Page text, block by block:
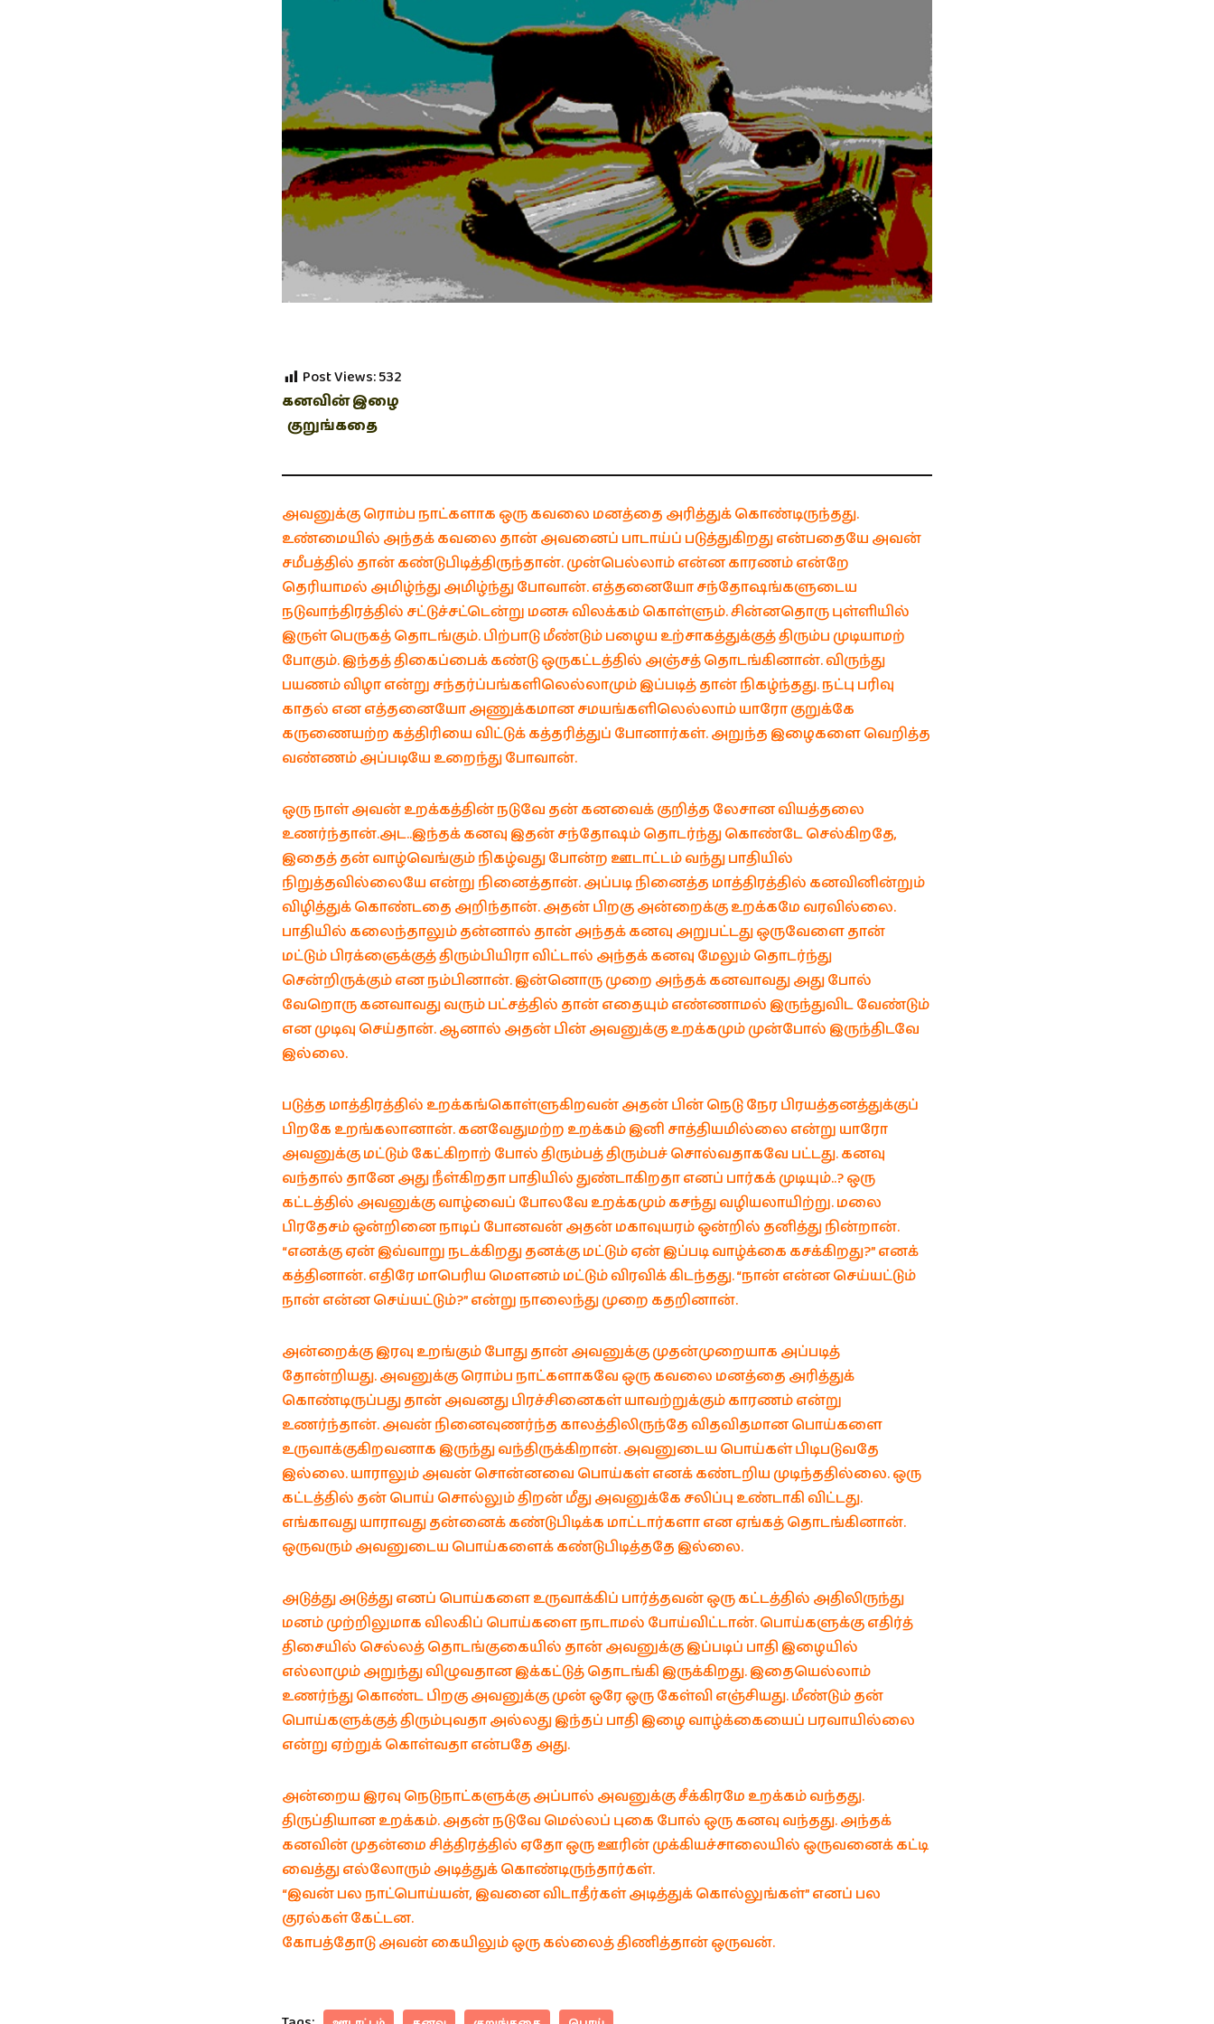
Post Views:532
கனவின் இழை
குறுங்கதை
அவனுக்கு ரொம்ப நாட்களாக ஒரு கவலை மனத்தை அரித்துக் கொண்டிருந்தது.
உண்மையில் அந்தக் கவலை தான் அவனைப் பாடாய்ப் படுத்துகிறது என்பதையே அவன்
சமீபத்தில் தான் கண்டுபிடித்திருந்தான். முன்பெல்லாம் என்ன காரணம் என்றே
தெரியாமல் அமிழ்ந்து அமிழ்ந்து போவான். எத்தனையோ சந்தோஷங்களுடைய
நடுவாந்திரத்தில் சட்டுச்சட்டென்று மனசு விலக்கம் கொள்ளும். சின்னதொரு புள்ளியில்
இருள் பெருகத் தொடங்கும். பிற்பாடு மீண்டும் பழைய உற்சாகத்துக்குத் திரும்ப முடியாமற்
போகும். இந்தத் திகைப்பைக் கண்டு ஒருகட்டத்தில் அஞ்சத் தொடங்கினான். விருந்து
பயணம் விழா என்று சந்தர்ப்பங்களிலெல்லாமும் இப்படித் தான் நிகழ்ந்தது. நட்பு பரிவு
காதல் என எத்தனையோ அணுக்கமான சமயங்களிலெல்லாம் யாரோ குறுக்கே
கருணையற்ற கத்திரியை விட்டுக் கத்தரித்துப் போனார்கள். அறுந்த இழைகளை வெறித்த
வண்ணம் அப்படியே உறைந்து போவான்.
ஒரு நாள் அவன் உறக்கத்தின் நடுவே தன் கனவைக் குறித்த லேசான வியத்தலை
உணர்ந்தான்.அட..இந்தக் கனவு இதன் சந்தோஷம் தொடர்ந்து கொண்டே செல்கிறதே,
இதைத் தன் வாழ்வெங்கும் நிகழ்வது போன்ற ஊடாட்டம் வந்து பாதியில்
நிறுத்தவில்லையே என்று நினைத்தான். அப்படி நினைத்த மாத்திரத்தில் கனவினின்றும்
விழித்துக் கொண்டதை அறிந்தான். அதன் பிறகு அன்றைக்கு உறக்கமே வரவில்லை.
பாதியில் கலைந்தாலும் தன்னால் தான் அந்தக் கனவு அறுபட்டது ஒருவேளை தான்
மட்டும் பிரக்ஞைக்குத் திரும்பியிரா விட்டால் அந்தக் கனவு மேலும் தொடர்ந்து
சென்றிருக்கும் என நம்பினான். இன்னொரு முறை அந்தக் கனவாவது அது போல்
வேறொரு கனவாவது வரும் பட்சத்தில் தான் எதையும் எண்ணாமல் இருந்துவிட வேண்டும்
என முடிவு செய்தான். ஆனால் அதன் பின் அவனுக்கு உறக்கமும் முன்போல் இருந்திடவே
இல்லை.
படுத்த மாத்திரத்தில் உறக்கங்கொள்ளுகிறவன் அதன் பின் நெடு நேர பிரயத்தனத்துக்குப்
பிறகே உறங்கலானான். கனவேதுமற்ற உறக்கம் இனி சாத்தியமில்லை என்று யாரோ
அவனுக்கு மட்டும் கேட்கிறாற் போல் திரும்பத் திரும்பச் சொல்வதாகவே பட்டது. கனவு
வந்தால் தானே அது நீள்கிறதா பாதியில் துண்டாகிறதா எனப் பார்கக் முடியும்..? ஒரு
கட்டத்தில் அவனுக்கு வாழ்வைப் போலவே உறக்கமும் கசந்து வழியலாயிற்று. மலை
பிரதேசம் ஒன்றினை நாடிப் போனவன் அதன் மகாவுயரம் ஒன்றில் தனித்து நின்றான்.
“எனக்கு ஏன் இவ்வாறு நடக்கிறது தனக்கு மட்டும் ஏன் இப்படி வாழ்க்கை கசக்கிறது?” எனக்
கத்தினான். எதிரே மாபெரிய மௌனம் மட்டும் விரவிக் கிடந்தது. “நான் என்ன செய்யட்டும்
நான் என்ன செய்யட்டும்?” என்று நாலைந்து முறை கதறினான்.
அன்றைக்கு இரவு உறங்கும் போது தான் அவனுக்கு முதன்முறையாக அப்படித்
தோன்றியது. அவனுக்கு ரொம்ப நாட்களாகவே ஒரு கவலை மனத்தை அரித்துக்
கொண்டிருப்பது தான் அவனது பிரச்சினைகள் யாவற்றுக்கும் காரணம் என்று
உணர்ந்தான். அவன் நினைவுணர்ந்த காலத்திலிருந்தே விதவிதமான பொய்களை
உருவாக்குகிறவனாக இருந்து வந்திருக்கிறான். அவனுடைய பொய்கள் பிடிபடுவதே
இல்லை. யாராலும் அவன் சொன்னவை பொய்கள் எனக் கண்டறிய முடிந்ததில்லை. ஒரு
கட்டத்தில் தன் பொய் சொல்லும் திறன் மீது அவனுக்கே சலிப்பு உண்டாகி விட்டது.
எங்காவது யாராவது தன்னைக் கண்டுபிடிக்க மாட்டார்களா என ஏங்கத் தொடங்கினான்.
ஒருவரும் அவனுடைய பொய்களைக் கண்டுபிடித்ததே இல்லை.
அடுத்து அடுத்து எனப் பொய்களை உருவாக்கிப் பார்த்தவன் ஒரு கட்டத்தில் அதிலிருந்து
மனம் முற்றிலுமாக விலகிப் பொய்களை நாடாமல் போய்விட்டான். பொய்களுக்கு எதிர்த்
திசையில் செல்லத் தொடங்குகையில் தான் அவனுக்கு இப்படிப் பாதி இழையில்
எல்லாமும் அறுந்து விழுவதான இக்கட்டுத் தொடங்கி இருக்கிறது. இதையெல்லாம்
உணர்ந்து கொண்ட பிறகு அவனுக்கு முன் ஒரே ஒரு கேள்வி எஞ்சியது. மீண்டும் தன்
பொய்களுக்குத் திரும்புவதா அல்லது இந்தப் பாதி இழை வாழ்க்கையைப் பரவாயில்லை
என்று ஏற்றுக் கொள்வதா என்பதே அது.
அன்றைய இரவு நெடுநாட்களுக்கு அப்பால் அவனுக்கு சீக்கிரமே உறக்கம் வந்தது.
திருப்தியான உறக்கம். அதன் நடுவே மெல்லப் புகை போல் ஒரு கனவு வந்தது. அந்தக்
கனவின் முதன்மை சித்திரத்தில் ஏதோ ஒரு ஊரின் முக்கியச்சாலையில் ஒருவனைக் கட்டி
வைத்து எல்லோரும் அடித்துக் கொண்டிருந்தார்கள்.
“இவன் பல நாட்பொய்யன், இவனை விடாதீர்கள் அடித்துக் கொல்லுங்கள்” எனப் பல
குரல்கள் கேட்டன.
கோபத்தோடு அவன் கையிலும் ஒரு கல்லைத் திணித்தான் ஒருவன்.